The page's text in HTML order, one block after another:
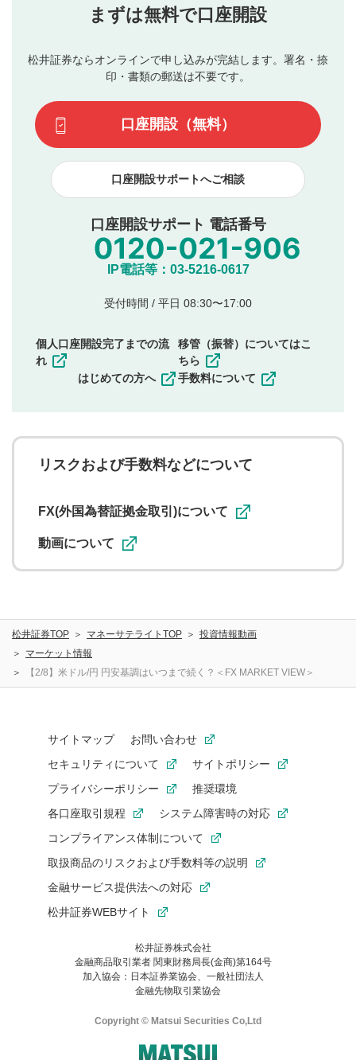
星で評価をすると投稿できます。（お名前とコメント
3
動画の評価
です）
当社は、利用者同士、もしくは利用者と第三者間のトラ
ブルによって生じた損害に対して一切の責任を負いませ
評価およびコメントは当社にて審査のうえ、掲載となり
ます。掲載されるまでに日数がかかる場合や掲載されない
てはお答えできません。各動画コンテンツへの掲載をもっ
て結果のご連絡といたします。ご了承ください。
下記の項目に該当すると判断された投稿内容は、掲載を
見合わせる場合がございます。
本動画コンテンツとは無関係の内容の投稿
他者への誹謗中傷や差別的表現投稿
公序良俗に反する内容の投稿
氏名、住所、電話番号など個人を特定できる情報の
他のサイトへの誘導や営利目的、広告・宣伝を目
他者の権利（商標、著作権、その他の知的財産
その他当社が不適切と判断した投稿
一度投稿した評価およびコメントの変更・削除はできま
ことを承諾したものとします。また、利用者は、コメント
に関する著作者人格権を行使しないことに同意します。利
用者が投稿したコメントは、当社サービスの広告・宣伝、
ることがあります。
まずは無料で口座開設
松井証券ならオンラインで申し込みが完結します。署名・捺
印・書類の郵送は不要です。
口座開設（無料）
口座開設サポートへご相談
口座開設サポート 電話番号
IP電話等：03-5216-0617
受付時間 / 平日 08:30〜17:00
個人口座開設完了までの流
れ
はじめての方へ
移管（振替）についてはこ
ちら
手数料について
リスクおよび手数料などについて
FX(外国為替証拠金取引)について
動画について
松井証券TOP マネーサテライトTOP
投資情報動画
マーケット情報
【2/8】米ドル/円 円安基調はいつまで続く？＜FX MARKET VIEW＞
サイトマップ
お問い合わせ
セキュリティについて
サイトポリシー
プライバシーポリシー
推奨環境
各口座取引規程
システム障害時の対応
コンプライアンス体制について
取扱商品のリスクおよび手数料等の説明
金融サービス提供法への対応
松井証券WEBサイト
松井証券株式会社
金融商品取引業者 関東財務局長(金商)第164号
加入協会：日本証券業協会、一般社団法人
金融先物取引業協会
Copyright © Matsui Securities Co,Ltd
お気に入り機能は松井証券の会員限定の機能です。
お気に入り登録いただくと、後からいつでもお気に入りのコンテ
ンツを一覧でご確認いただけます。
ご利用いただくには口座開設が必要です。
はご利用の端末で一度ログインしてください。